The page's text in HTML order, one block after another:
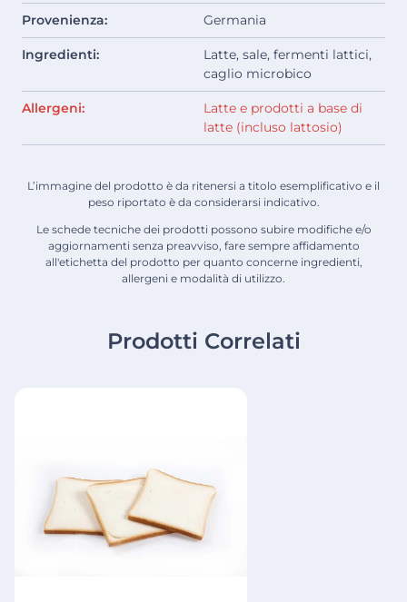
Provenienza: Germania
Ingredienti:
Latte, sale, fermenti lattici,
caglio microbico
Allergeni:
Latte e prodotti a base di
latte (incluso lattosio)
L’immagine del prodotto è da ritenersi a titolo esemplificativo e il
peso riportato è da considerarsi indicativo.
Le schede tecniche dei prodotti possono subire modifiche e/o
aggiornamenti senza preavviso, fare sempre affidamento
all'etichetta del prodotto per quanto concerne ingredienti,
allergeni e modalità di utilizzo.
Prodotti Correlati